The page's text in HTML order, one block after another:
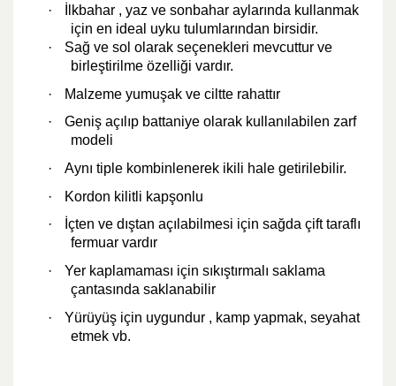
·
İlkbahar , yaz ve sonbahar aylarında kullanmak
için en ideal uyku tulumlarından birsidir.
·
Sağ ve sol olarak seçenekleri mevcuttur ve
birleştirilme özelliği vardır.
·
Malzeme yumuşak ve ciltte rahattır
·
Geniş açılıp battaniye olarak kullanılabilen zarf
modeli
·
Aynı tiple kombinlenerek ikili hale getirilebilir.
·
Kordon kilitli kapşonlu
·
İçten ve dıştan açılabilmesi için sağda çift taraflı
fermuar vardır
·
Yer kaplamaması için sıkıştırmalı saklama
çantasında saklanabilir
·
Yürüyüş için uygundur , kamp yapmak, seyahat
etmek vb.